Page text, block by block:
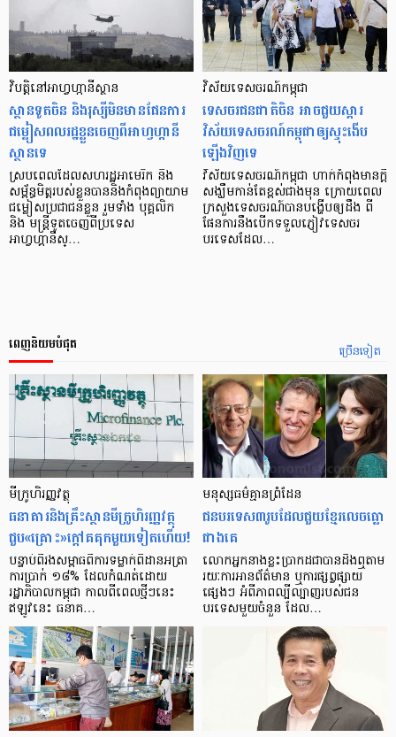
វិបត្តិនៅអាហ្វហ្កានីស្ថាន
ស្ថានទូតចិន និងរុស្សីមិនមានផែនការ
ជម្លៀសពលរដ្ឋខ្លួនចេញពីអាហ្វហ្កានី
ស្ថានទេ
ស្របពេលដែលសហរដ្ឋអាមេរិក និង
សម្ព័ន្ធមិត្តរបស់ខ្លួនបាននិងកំពុងព្យាយាម
ជម្លៀសប្រជាជនខ្លួន រួមទាំង បុគ្គលិក
និង មន្ត្រីទូតចេញពីប្រទេស
អាហ្វហ្គានីស្…
វិស័យទេសចរណ៍កម្ពុជា
ទេសចរជនជាតិចិន អាចជួយស្ដារ
វិស័យទេសចរណ៍កម្ពុជាឲ្យស្ទុះងើប
ឡើងវិញទេ
វិស័យទេសចរណ៍កម្ពុជា ហាក់កំពុងមានក្ដី
សង្ឃឹមកាន់តែខ្ពស់ជាងមុន ក្រោយពេល
ក្រសួងទេសចរណ៍បានបង្ហើបឲ្យដឹង ពី
ផែនការនឹងបើកទទួលភ្ញៀវទេសចរ
បរទេសដែល…
ច្រើនទៀត
ពេញនិយមបំផុត
មីក្រូ​ហិរញ្ញវត្ថុ
ធនាគារ​និង​គ្រឹះស្ថាន​មីក្រូ​ហិរញ្ញវត្ថុ​
ជួប«គ្រោះ»ក្តៅ​គគុក​មួយ​ទៀត​ហើយ!
បន្ទាប់​ពី​រង​សម្ពាធ​​ពី​ការ​ទម្លាក់​ពិដាន​អត្រា​
ការ​ប្រាក់ ១៨​% ដែល​កំណត់​ដោយ​
រដ្ឋាភិបាល​កម្ពុជា កាល​ពី​ពេល​ថ្មីៗ​នេះ
ឥឡូវ​នេះ ធនាគ…
មនុស្ស​ធម៌​គ្មាន​ព្រំដែន
ជន​បរទេស​៣​រូប​ដែល​ជួយ​ខ្មែរ​លេច​ធ្លោ​
ជាង​គេ
លោកអ្នក​នាង​ខ្លះ​ប្រាកដ​ជា​បាន​​ដឹង​ឮ​តាម​
រយៈ​ការ​អាន​ព័ត៌មាន ឬ​ការ​ផ្សព្វផ្សាយ​
ផ្សេងៗ អំពី​ភាព​ល្បីល្បាញ​របស់​ជន​
បរទេស​មួយ​ចំនួន ដែល…